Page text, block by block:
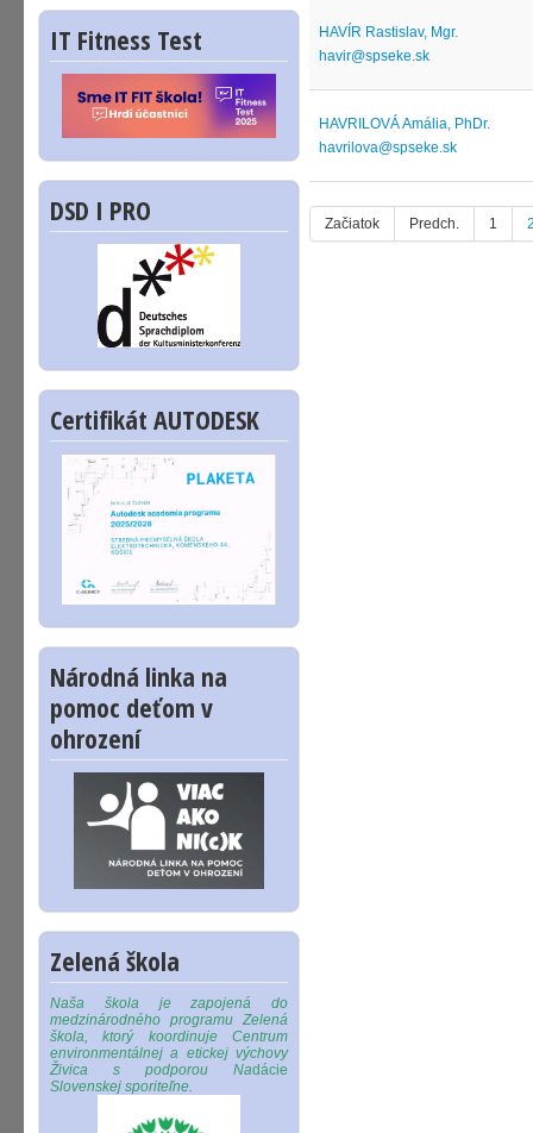
IT Fitness Test
DSD I PRO
Certifikát AUTODESK
Národná linka na
pomoc deťom v
ohrození
Zelená škola
Naša škola je zapojená do
medzinárodného programu Zelená
škola, ktorý koordinuje Centrum
environmentálnej a etickej výchovy
Živica s podporou Nadácie
Slovenskej sporiteľne.
HAVÍR Rastislav, Mgr.
havir@spseke.sk
HAVRILOVÁ Amália, PhDr.
havrilova@spseke.sk
Začiatok Predch. 1